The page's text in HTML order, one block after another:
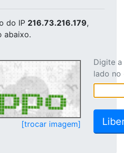
do IP 216.73.216.179,
abaixo.
[trocar imagem]
Digite
lado no